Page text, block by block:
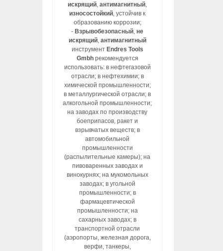
искрящий,антимагнитный,
износостойкий, устойчив к
образованию коррозии;
- Взрывобезопасный,не
искрящий, антимагнитный
инструмент Endres Tools
Gmbhрекомендуется
использовать: в нефтегазовой
отрасли; в нефтехимии; в
химической промышленности;
в металлургической отрасли; в
алкогольной промышленности;
на заводах по производству
боеприпасов, ракет и
взрывчатых веществ; в
автомобильной
промышленности
(распылительные камеры); на
пивоваренных заводах и
винокурнях; на мукомольных
заводах; в угольной
промышленности; в
фармацевтической
промышленности; на
сахарных заводах; в
транспортной отрасли
(аэропорты, железная дорога,
верфи, танкеры,